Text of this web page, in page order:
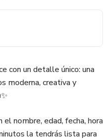
con un detalle único: una
moderna, creativa y
nombre, edad, fecha, hora
la tendrás lista para